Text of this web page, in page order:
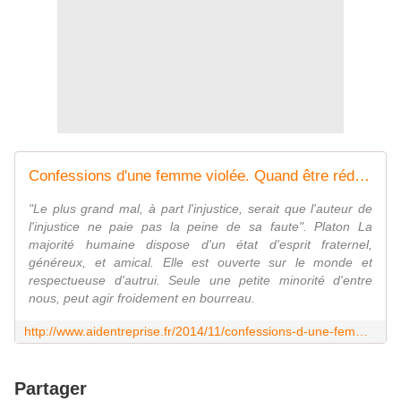
Confessions d'une femme violée. Quand être réduit au silence tue. - Aide Entreprise
"Le plus grand mal, à part l'injustice, serait que l'auteur de
l'injustice ne paie pas la peine de sa faute". Platon La
majorité humaine dispose d'un état d'esprit fraternel,
généreux, et amical. Elle est ouverte sur le monde et
respectueuse d'autrui. Seule une petite minorité d'entre
nous, peut agir froidement en bourreau.
Partager